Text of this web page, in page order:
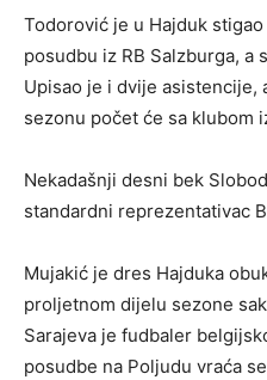
Todorović je u Hajduk
posudbu iz RB Salzburga, a
Upisao je i dvije asistencije,
sezonu počet će sa klubom
Nekadašnji desni bek
standardni reprezentativac
Mujakić je dres Hajduka
proljetnom dijelu sezone
Sarajeva je fudbaler
posudbe na Poljudu vraća